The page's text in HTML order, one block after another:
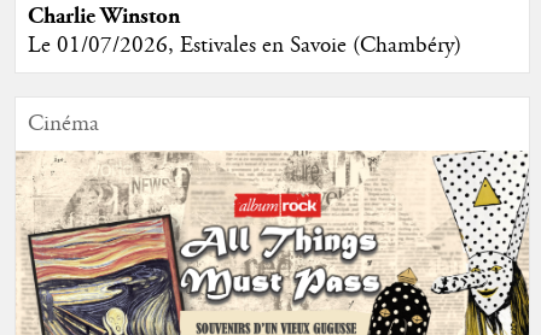
Charlie Winston
Le 01/07/2026, Estivales en Savoie (Chambéry)
Cinéma